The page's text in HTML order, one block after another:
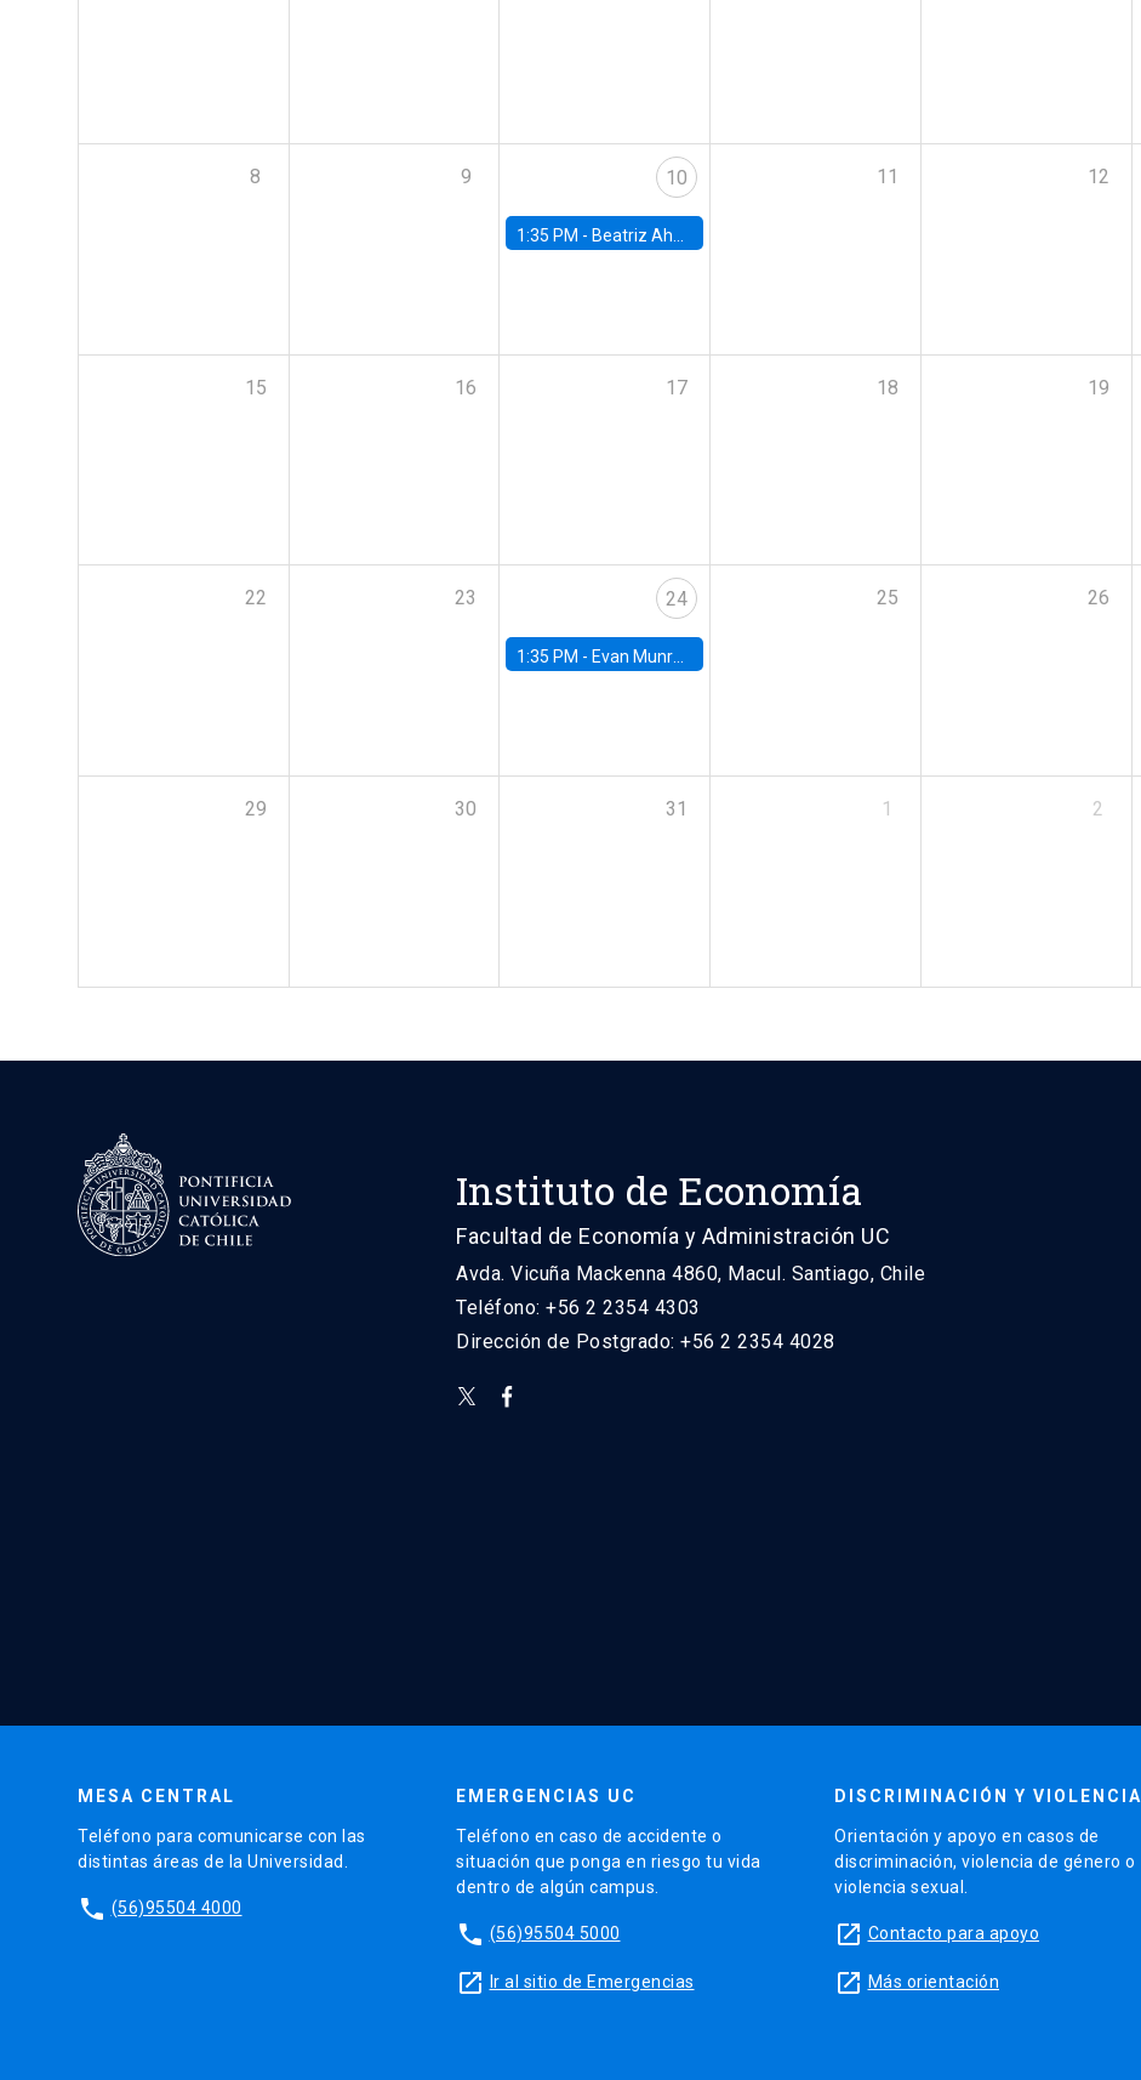
8 9 10
1:35 PM - Beatriz Ahumada, PhD candidate, Universidad de Pittsburgh
11 12
15 16 17 18 19
22 23 24
1:35 PM - Evan Munro, Neyman Visiting Assistant Professor in the Department of Statistics at UC Berkeley
25 26
29 30 31 1 2
Instituto de Economía
Facultad de Economía y Administración UC
Avda. Vicuña Mackenna 4860, Macul. Santiago, Chile
Teléfono: +56 2 2354 4303
Dirección de Postgrado: +56 2 2354 4028
MESA CENTRAL
Teléfono para comunicarse con las
distintas áreas de la Universidad.
phone (56)95504 4000
EMERGENCIAS UC
Teléfono en caso de accidente o
situación que ponga en riesgo tu vida
dentro de algún campus.
phone (56)95504 5000
launch Ir al sitio de Emergencias
DISCRIMINACIÓN Y VIOLENCIA
Orientación y apoyo en casos de
discriminación, violencia de género o
violencia sexual.
launch Contacto para apoyo
launch Más orientación